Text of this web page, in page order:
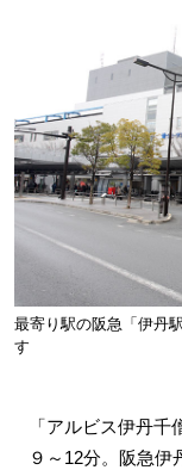
最寄り駅の阪急「伊丹
す
「アルビス伊丹
９～12分。阪急伊